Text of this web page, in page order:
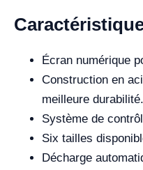
Écran numérique
Construction en
meilleure durabilité.
Système de
Six tailles
Décharge